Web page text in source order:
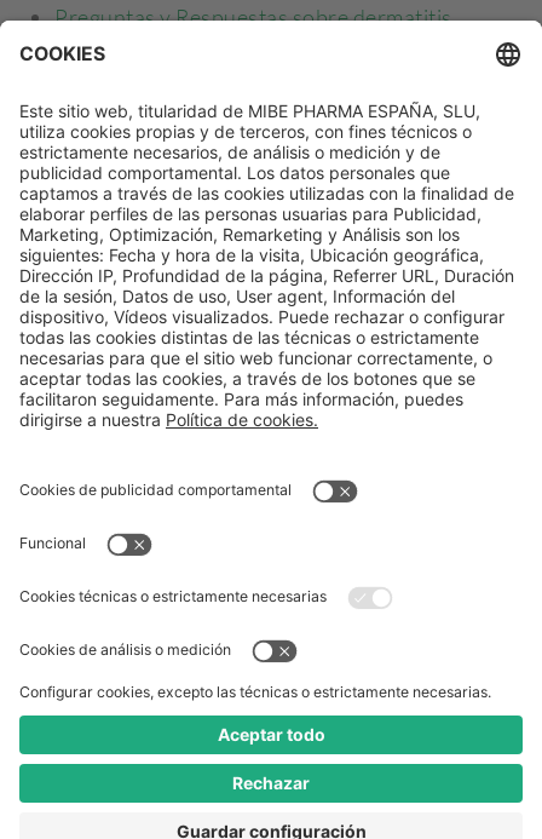
Preguntas y Respuestas sobre dermatitis
atópica
Uñas
Afrontando la Alopecia: Consejos y Apoyo
Alopecia en mujeres: causas frecuentes y
opciones terapéuticas
Pseudo Crup o laringotraqueítis aguda: Cuando
la Tos de tu Niño Suena como un Ladrido
Entendiendo la Dermatitis Atópica
Infecciones de la Piel: Causas, Síntomas,
Tratamiento y Prevención
Verrugas: Causas, tratamiento y prevención
Manejando la Deficiencia de Vitamina D
Queratosis Actínicas: Causas, síntomas y
tratamiento
Aviso legal
Política de privacidad
Política de cookies